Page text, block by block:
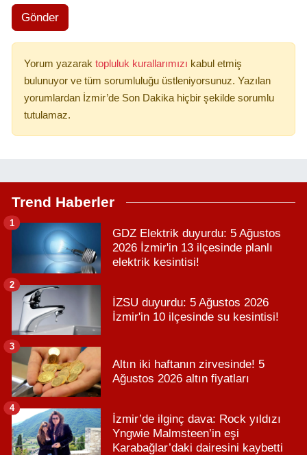
Gönder
Yorum yazarak topluluk kurallarımızı kabul etmiş
bulunuyor ve tüm sorumluluğu üstleniyorsunuz. Yazılan
yorumlardan İzmir’de Son Dakika hiçbir şekilde sorumlu
tutulamaz.
Trend Haberler
GDZ Elektrik duyurdu: 5 Ağustos
2026 İzmir'in 13 ilçesinde planlı
elektrik kesintisi!
1
İZSU duyurdu: 5 Ağustos 2026
İzmir'in 10 ilçesinde su kesintisi!
2
Altın iki haftanın zirvesinde! 5
Ağustos 2026 altın fiyatları
3
İzmir’de ilginç dava: Rock yıldızı
Yngwie Malmsteen’in eşi
Karabağlar’daki dairesini kaybetti
4